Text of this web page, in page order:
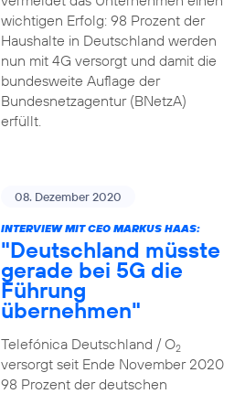
wichtigen Erfolg: 98 Prozent der
Haushalte in Deutschland werden
nun mit 4G versorgt und damit die
bundesweite Auflage der
Bundesnetzagentur (BNetzA)
erfüllt.
08. Dezember 2020
INTERVIEW MIT CEO MARKUS HAAS:
"Deutschland müsste
gerade bei 5G die
Führung
übernehmen"
Telefónica Deutschland / O2
versorgt seit Ende November 2020
98 Prozent der deutschen